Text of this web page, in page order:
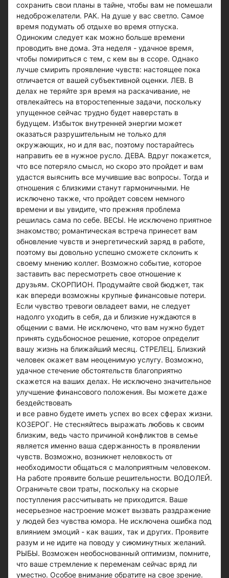
сохранить свои планы в тайне, чтобы вам не помешали
недоброжелатели. РАК. На душе у вас светло. Самое
время подумать об отдыхе во время отпуска.
Одиноким следует как можно больше времени
проводить вне дома. Эта неделя - удачное время,
чтобы помириться с тем, с кем вы в ссоре. Однако
лучше смирить проявление чувств: настоящее пока
отличается от вашей субъективной оценки. ЛЕВ. В
делах не теряйте зря время на раскачивание, не
отвлекайтесь на второстепенные задачи, поскольку
упущенное сейчас трудно будет наверстать в
будущем. Избыток внутренней энергии может
оказаться разрушительным не только для
окружающих, но и для вас, поэтому постарайтесь
направить ее в нужное русло. ДЕВА. Вдруг покажется,
что все потеряло смысл, но скоро это пройдет и вам
удастся выяснить все мучившие вас вопросы. Тогда и
отношения с близкими станут гармоничными. Не
исключено также, что пройдет совсем немного
времени и вы увидите, что прежняя проблема
решилась сама по себе. ВЕСЫ. Не исключено приятное
знакомство; романтическая встреча принесет вам
обновление чувств и энергетический заряд в работе,
поэтому вы довольно успешно сможете склонить к
своему мнению коллег. Возможно событие, которое
заставить вас пересмотреть свое отношение к
друзьям. СКОРПИОН. Продумайте свой бюджет, так
как впереди возможны крупные финансовые потери.
Если чувство тревоги овладеет вами, не следует
надолго уходить в себя, да и близкие нуждаются в
общении с вами. Не исключено, что вам нужно будет
принять судьбоносное решение, которое определит
вашу жизнь на ближайший месяц. СТРЕЛЕЦ. Близкий
человек окажет вам неоценимую услугу. Возможно,
удачное стечение обстоятельств благоприятно
скажется на ваших делах. Не исключено значительное
улучшение финансового положения. Вы можете даже
бездействовать
и все равно будете иметь успех во всех сферах жизни.
КОЗЕРОГ. Не стесняйтесь выражать любовь к своим
близким, ведь часто причиной конфликтов в семье
является именно ваша сдержанность в проявлении
чувств. Возможно, возникнет неловкость от
необходимости общаться с малоприятным человеком.
На работе проявите больше решительности. ВОДОЛЕЙ.
Ограничьте свои траты, поскольку на скорые
поступления рассчитывать не приходится. Ваше
несерьезное настроение может вызвать раздражение
у людей без чувства юмора. Не исключена ошибка под
влиянием эмоций - как ваших, так и других. Проявите
разум и не идите на поводу у сиюминутных желаний.
РЫБЫ. Возможен необоснованный оптимизм, помните,
что ваше стремление к переменам сейчас вряд ли
уместно. Особое внимание обратите на свое зрение.